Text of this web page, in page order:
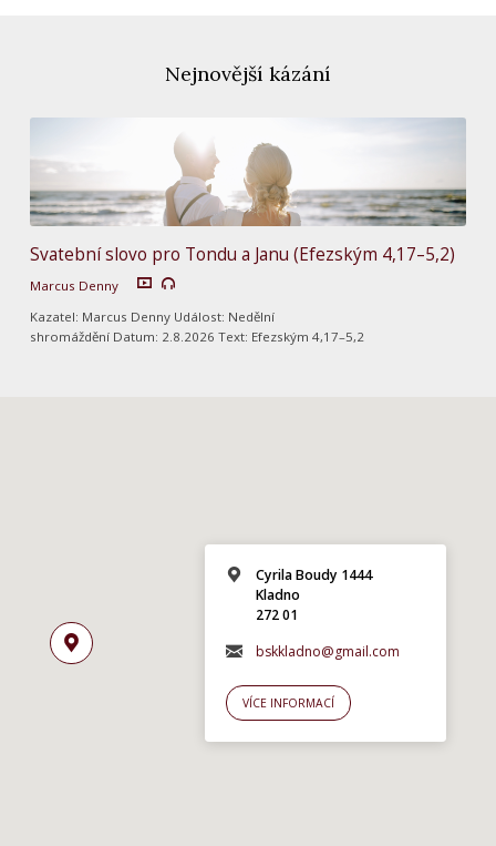
Nejnovější kázání
Svatební slovo pro Tondu a Janu (Efezským 4,17–5,2)
Marcus Denny
Kazatel: Marcus Denny Událost: Nedělní
shromáždění Datum: 2.8.2026 Text: Efezským 4,17–5,2
Cyrila Boudy 1444
Kladno
272 01
bskkladno@gmail.com
VÍCE INFORMACÍ